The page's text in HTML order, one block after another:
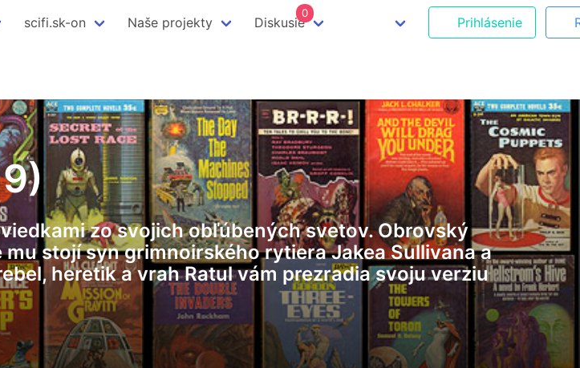
scifi.sk-on Naše projekty Diskusie
0
Prihlásenie
zo svojich obľúbených svetov. Obrovský
stojí syn grimnoirského rytiera Jakea Sullivana a
heretik a vrah Ratul vám prezradia svoju verziu